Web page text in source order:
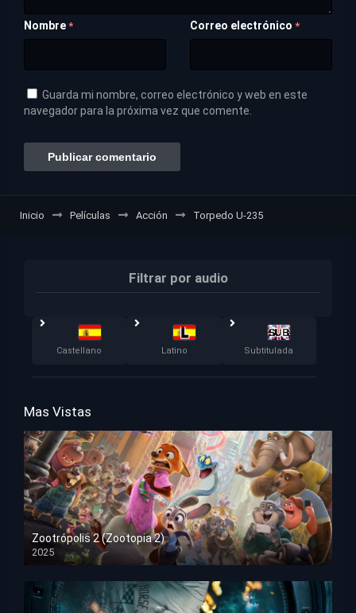
Nombre * Correo electrónico *
Guarda mi nombre, correo electrónico y web en este
navegador para la próxima vez que comente.
Inicio Películas Acción Torpedo U-235
Filtrar por audio
Castellano Latino Subtitulada
Mas Vistas
Zootrópolis 2 (Zootopia 2)
2025
HD 1080p